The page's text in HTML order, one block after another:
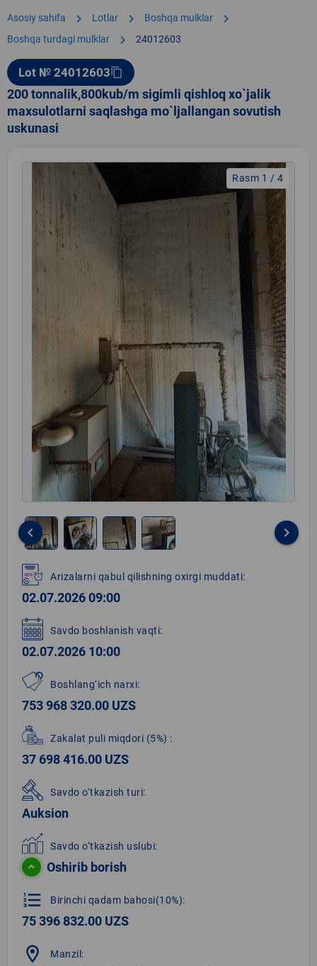
Asosiy sahifa chevron_right Lotlar chevron_right Boshqa mulklar chevron_right
Boshqa turdagi mulklar chevron_right 24012603
Lot № 24012603content_copy
200 tonnalik,800kub/m sigimli qishloq xo`jalik
maxsulotlarni saqlashga mo`ljallangan sovutish
uskunasi
Rasm 1 / 4
1
of
4
keyboard_arrow_left keyboard_arrow_right
Arizalarni qabul qilishning oxirgi muddati:
02.07.2026 09:00
Savdo boshlanish vaqti:
02.07.2026 10:00
Boshlang‘ich narxi:
753 968 320.00 UZS
Zakalat puli miqdori (5%) :
37 698 416.00 UZS
Savdo o‘tkazish turi:
Auksion
Savdo o‘tkazish uslubi:
Oshirib borish
format_list_numbered Birinchi qadam bahosi(10%):
75 396 832.00 UZS
location_on Manzil: